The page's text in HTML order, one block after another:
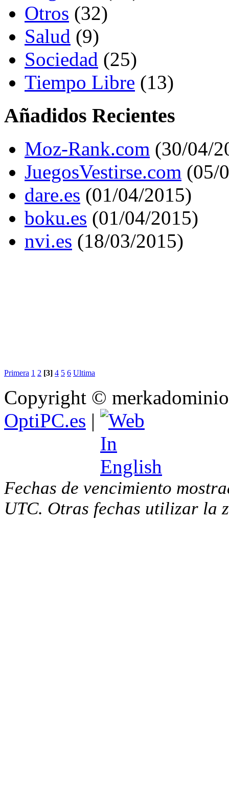
Otros (32)
Salud (9)
Sociedad (25)
Tiempo Libre (13)
Añadidos Recientes
Moz-Rank.com (30/04/
JuegosVestirse.com (05/
dare.es (01/04/2015)
boku.es (01/04/2015)
nvi.es (18/03/2015)
Primera 1 2 [3] 4 5 6 Ultima
Copyright ©
OptiPC.es |
Fechas de vencimiento
UTC. Otras fechas utilizar la